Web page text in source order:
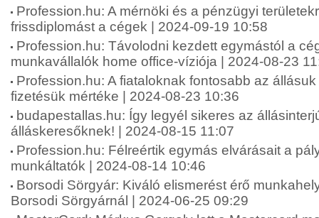
Profession.hu: A mérnöki és a pénzügyi
frissdiplomást a cégek | 2024-09-19 10:58
Profession.hu: Távolodni kezdett egymástól a
munkavállalók home office-víziója | 2024-08-23
Profession.hu: A fiataloknak fontosabb az
fizetésük mértéke | 2024-08-23 10:36
budapestallas.hu: Így legyél sikeres az
álláskeresőknek! | 2024-08-15 11:07
Profession.hu: Félreértik egymás elvárásait a
munkáltatók | 2024-08-14 10:46
Borsodi Sörgyár: Kiváló elismerést érő
Borsodi Sörgyárnál | 2024-06-25 09:29